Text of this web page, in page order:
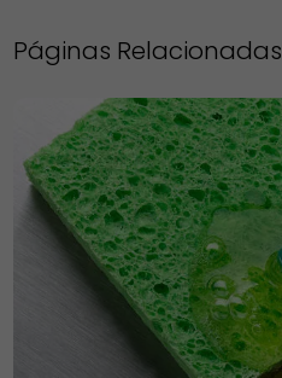
Páginas Relacionadas